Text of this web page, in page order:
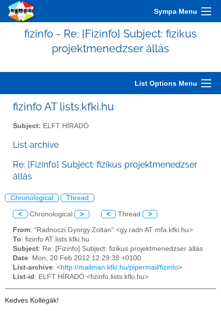
Sympa Menu
fizinfo - Re: [Fizinfo] Subject: fizikus
projektmenedzser állás
List Options Menu
fizinfo AT lists.kfki.hu
Subject: ELFT HÍRADÓ
List archive
Re: [Fizinfo] Subject: fizikus projektmenedzser
állás
Chronological Thread
< Chronological > < Thread >
From: "Radnoczi.Gyorgy.Zoltan" <gy.radn AT mfa.kfki.hu>
To: fizinfo AT lists.kfki.hu
Subject: Re: [Fizinfo] Subject: fizikus projektmenedzser állás
Date: Mon, 20 Feb 2012 12:29:38 +0100
List-archive: <http://mailman.kfki.hu/pipermail/fizinfo>
List-id : ELFT HÍRADÓ <fizinfo.lists.kfki.hu>
Kedves Kollégák!